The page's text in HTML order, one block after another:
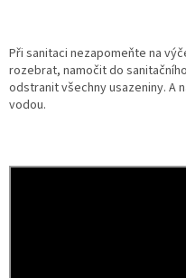
Při sanitaci nezapomeňte na
rozebrat, namočit do
odstranit všechny usazeniny. A
vodou.